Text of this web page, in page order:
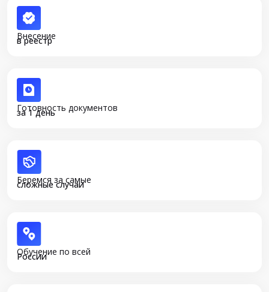
Внесение
в реестр
Готовность документов
за 1 день
Беремся за самые
сложные случаи
Обучение по всей
России